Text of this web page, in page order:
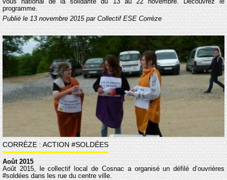
programme.
Publié le 13 novembre 2015 par Collectif ESE Corrèze
CORRÈZE : ACTION #SOLDÉES
Août 2015
Août 2015, le collectif local de Cosnac a organisé un défilé d’ouvrières
#soldées dans les rue du centre ville.